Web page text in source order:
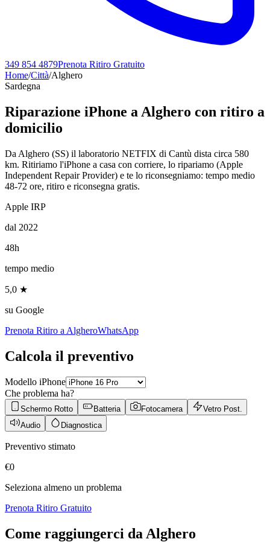
349 854 4879Prenota Ritiro Gratuito
Home/Città/Alghero
Sardegna
Riparazione iPhone a Alghero con ritiro a
domicilio
Da Alghero (SS) il laboratorio NETFIX di Cantù dista circa 580
km. Ritiriamo l'iPhone a casa con corriere, lo ripariamo (Apple
Independent Repair Provider) e te lo riconsegniamo: tempo medio
48-72 ore, ritiro e riconsegna gratis.
Apple IRP
dal 2022
48h
tempo medio
5,0 ★
su Google
Prenota Ritiro a AlgheroWhatsApp
Calcola il preventivo
Modello iPhone
Che problema ha?
Schermo Rotto Batteria Fotocamera
Vetro Post.
Audio
Diagnostica
Preventivo stimato
€0
Seleziona almeno un problema
Prenota Ritiro Gratuito
Come raggiungerci da Alghero